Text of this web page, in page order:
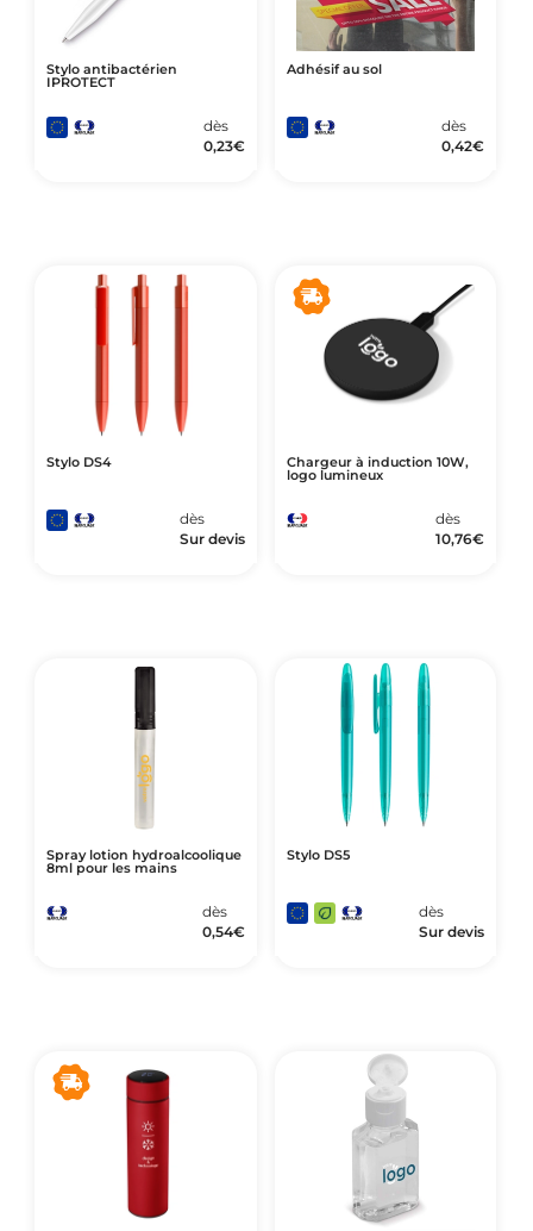
Stylo antibactérien
IPROTECT
dès
0,23€
Adhésif au sol
dès
0,42€
Stylo DS4
dès
Sur devis
Chargeur à induction 10W,
logo lumineux
dès
10,76€
Spray lotion hydroalcoolique
8ml pour les mains
dès
0,54€
Stylo DS5
dès
Sur devis